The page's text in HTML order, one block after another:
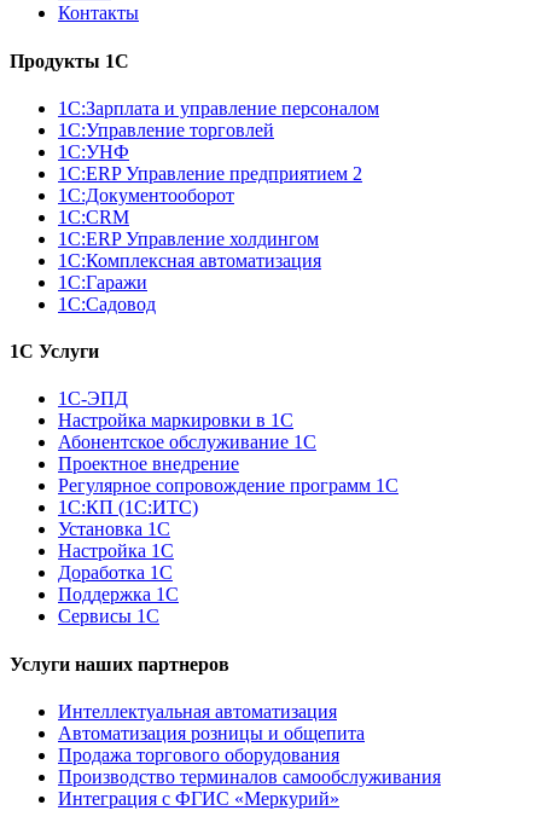
Контакты
Продукты 1С
1С:Зарплата и управление персоналом
1С:Управление торговлей
1С:УНФ
1С:ERP Управление предприятием 2
1С:Документооборот
1С:CRM
1С:ERP Управление холдингом
1С:Комплексная автоматизация
1С:Гаражи
1С:Садовод
1С Услуги
1С-ЭПД
Настройка маркировки в 1С
Абонентское обслуживание 1С
Проектное внедрение
Регулярное сопровождение программ 1С
1С:КП (1С:ИТС)
Установка 1С
Настройка 1С
Доработка 1С
Поддержка 1С
Сервисы 1С
Услуги наших партнеров
Интеллектуальная автоматизация
Автоматизация розницы и общепита
Продажа торгового оборудования
Производство терминалов самообслуживания
Интеграция с ФГИС «Меркурий»